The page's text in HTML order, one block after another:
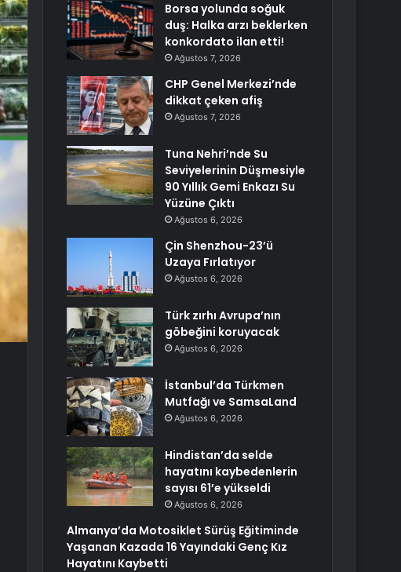
Borsa yolunda soğuk
duş: Halka arzı beklerken
konkordato ilan etti!
Ağustos 7, 2026
CHP Genel Merkezi’nde
dikkat çeken afiş
Ağustos 7, 2026
Tuna Nehri’nde Su
Seviyelerinin Düşmesiyle
90 Yıllık Gemi Enkazı Su
Yüzüne Çıktı
Ağustos 6, 2026
Çin Shenzhou-23’ü
Uzaya Fırlatıyor
Ağustos 6, 2026
Türk zırhı Avrupa’nın
göbeğini koruyacak
Ağustos 6, 2026
İstanbul’da Türkmen
Mutfağı ve SamsaLand
Ağustos 6, 2026
Hindistan’da selde
hayatını kaybedenlerin
sayısı 61’e yükseldi
Ağustos 6, 2026
Almanya’da Motosiklet Sürüş Eğitiminde
Yaşanan Kazada 16 Yayındaki Genç Kız
Hayatını Kaybetti